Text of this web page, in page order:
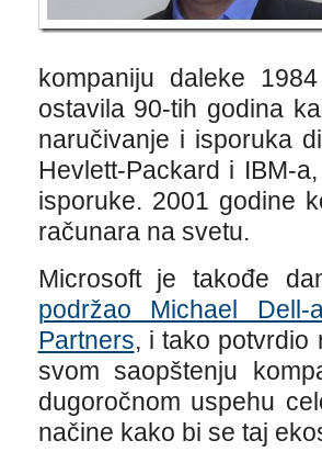
kompaniju daleke
ostavila 90-tih godina
naručivanje i isporuka
Hevlett-Packard i IBM-
isporuke. 2001 godine
računara na svetu.
Microsoft je takođe
podržao Michael
Partners, i tako potvrdio
svom saopštenju
dugoročnom uspehu
načine kako bi se taj